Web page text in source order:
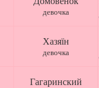
девочка
Хазяїн
девочка
Гагаринский